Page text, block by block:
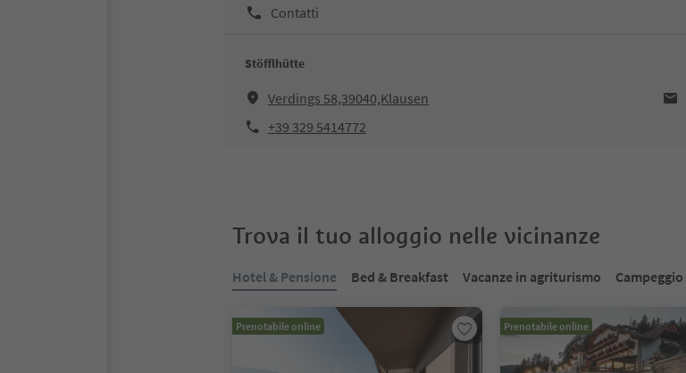
Contatti
Stöfflhütte
Verdings 58,39040,Klausen
+39 329 5414772
Trova il tuo alloggio nelle vicinanze
Hotel & Pensione Bed & Breakfast Vacanze in agriturismo Campeggio
Prenotabile online Prenotabile online